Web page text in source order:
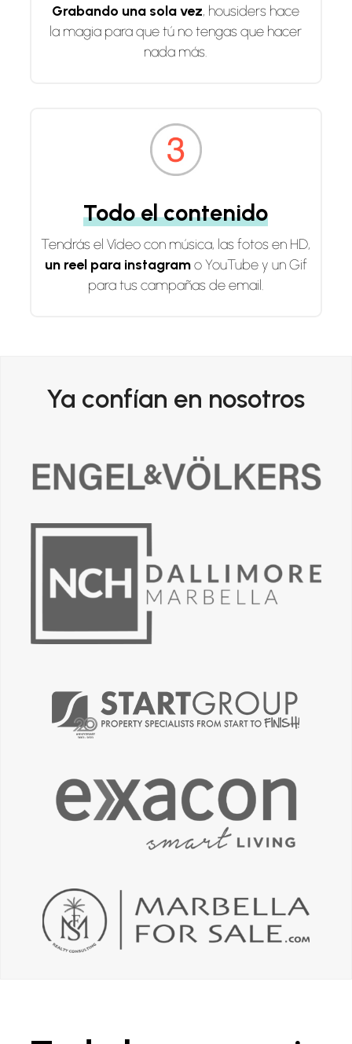
Grabando una sola vez, housiders hace
la magia para que tú no tengas que hacer
nada más.
Todo el contenido
Tendrás el Vídeo con música, las fotos en HD,
un reel para instagramo YouTube y un Gif
para tus campañas de email.
Ya confían en nosotros